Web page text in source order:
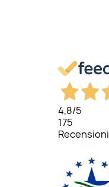
4,8/5
175
Recensioni